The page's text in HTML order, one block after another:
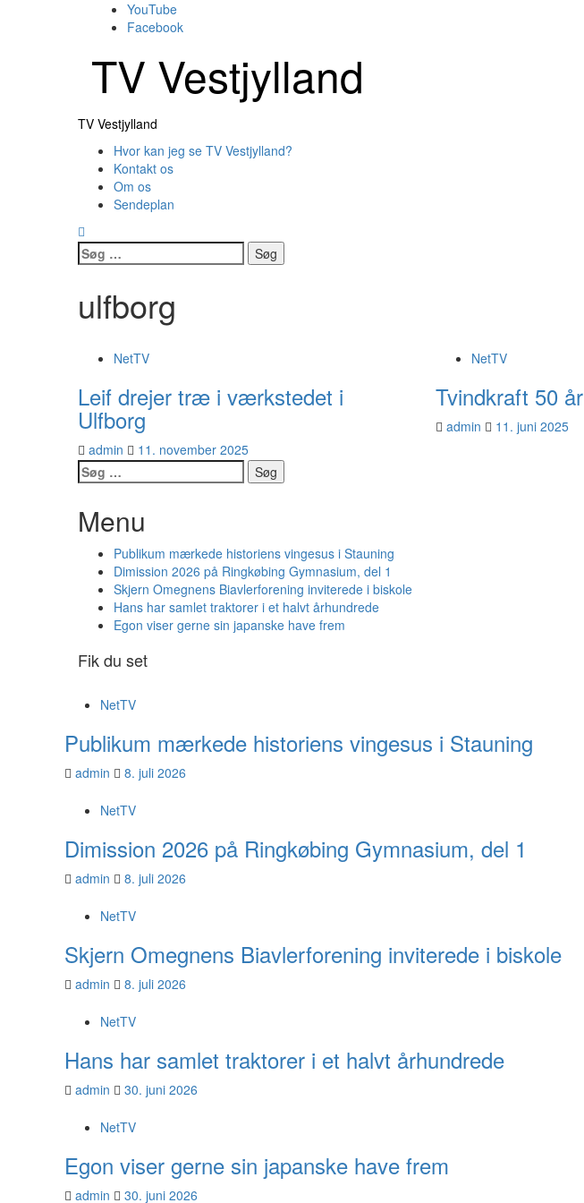
YouTube
Facebook
TV Vestjylland
Primary
TV Vestjylland
Hvor kan jeg se TV Vestjylland?
Kontakt os
Om os
Sendeplan
Søg
efter:
ulfborg
NetTV
Leif drejer træ i værkstedet i
Ulfborg
admin 11. november 2025
NetTV
Tvindkraft 50 år
admin 11. juni 2025
Søg
efter:
Menu
Publikum mærkede historiens vingesus i Stauning
Dimission 2026 på Ringkøbing Gymnasium, del 1
Skjern Omegnens Biavlerforening inviterede i biskole
Hans har samlet traktorer i et halvt århundrede
Egon viser gerne sin japanske have frem
Fik du set
NetTV
Publikum mærkede historiens vingesus i Stauning
admin 8. juli 2026
NetTV
Dimission 2026 på Ringkøbing Gymnasium, del 1
admin 8. juli 2026
NetTV
Skjern Omegnens Biavlerforening inviterede i biskole
admin 8. juli 2026
NetTV
Hans har samlet traktorer i et halvt århundrede
admin 30. juni 2026
NetTV
Egon viser gerne sin japanske have frem
admin 30. juni 2026